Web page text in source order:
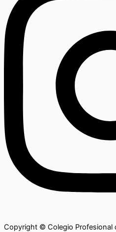
Copyright © Colegio Profesional